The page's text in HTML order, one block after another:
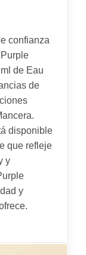
confianza
de Eau
de
disponible
que refleje
y
y